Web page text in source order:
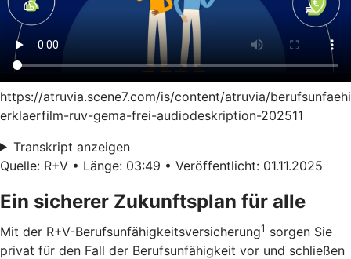
https://atruvia.scene7.com/is/content/atruvia/
erklaerfilm-ruv-gema-frei-audiodeskription-202511
Transkript anzeigen
Quelle: R+V • Länge: 03:49 • Veröffentlicht: 01.11.2025
Ein sicherer Zukunftsplan für alle
Mit der R+V-Berufsunfähigkeitsversicherung1 sorgen Sie
privat für den Fall der Berufsunfähigkeit vor und schließen